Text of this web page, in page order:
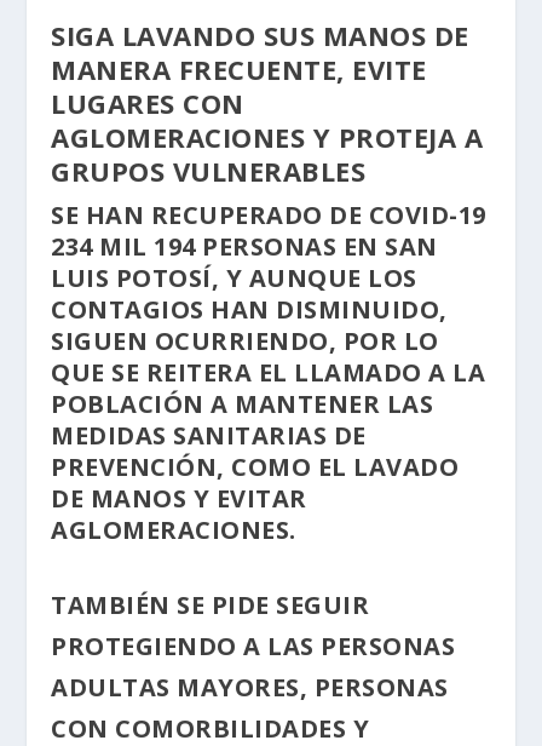
SIGA LAVANDO SUS MANOS DE
MANERA FRECUENTE, EVITE
LUGARES CON
AGLOMERACIONES Y PROTEJA A
GRUPOS VULNERABLES
SE HAN RECUPERADO DE COVID-19
234 MIL 194 PERSONAS EN SAN
LUIS POTOSÍ, Y AUNQUE LOS
CONTAGIOS HAN DISMINUIDO,
SIGUEN OCURRIENDO, POR LO
QUE SE REITERA EL LLAMADO A LA
POBLACIÓN A MANTENER LAS
MEDIDAS SANITARIAS DE
PREVENCIÓN, COMO EL LAVADO
DE MANOS Y EVITAR
AGLOMERACIONES.
TAMBIÉN SE PIDE SEGUIR
PROTEGIENDO A LAS PERSONAS
ADULTAS MAYORES, PERSONAS
CON COMORBILIDADES Y